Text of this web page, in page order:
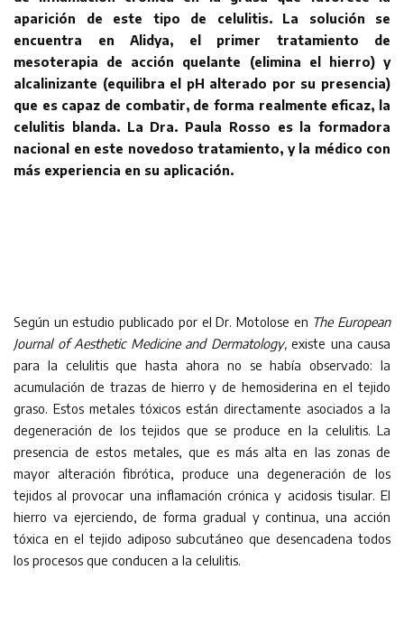
aparición de este tipo de celulitis. La solución se
encuentra en Alidya, el primer tratamiento de
mesoterapia de acción quelante (elimina el hierro) y
alcalinizante (equilibra el pH alterado por su presencia)
que es capaz de combatir, de forma realmente eficaz, la
celulitis blanda. La Dra. Paula Rosso es la formadora
nacional en este novedoso tratamiento, y la médico con
más experiencia en su aplicación.
Según un estudio publicado por el Dr. Motolose en The European
Journal of Aesthetic Medicine and Dermatology, existe una causa
para la celulitis que hasta ahora no se había observado: la
acumulación de trazas de hierro y de hemosiderina en el tejido
graso. Estos metales tóxicos están directamente asociados a la
degeneración de los tejidos que se produce en la celulitis. La
presencia de estos metales, que es más alta en las zonas de
mayor alteración fibrótica, produce una degeneración de los
tejidos al provocar una inflamación crónica y acidosis tisular. El
hierro va ejerciendo, de forma gradual y continua, una acción
tóxica en el tejido adiposo subcutáneo que desencadena todos
los procesos que conducen a la celulitis.